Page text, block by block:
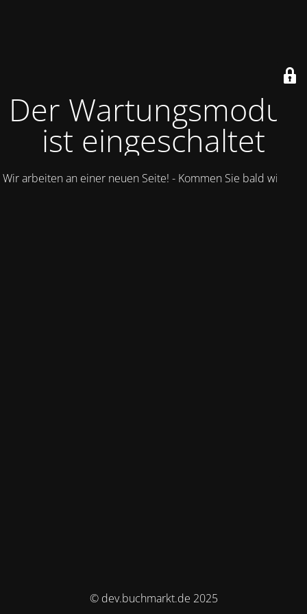
Der Wartungsmodus
ist eingeschaltet
Wir arbeiten an einer neuen Seite! - Kommen Sie bald wieder.
© dev.buchmarkt.de 2025